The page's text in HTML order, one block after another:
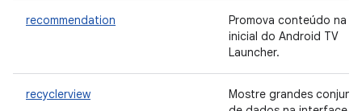
recommendation
Promova conteúdo na
inicial do Android TV
Launcher.
recyclerview
Mostre grandes